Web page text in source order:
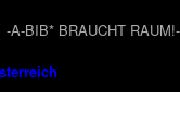
-A-BIB* BRAUCHT RAUM!-